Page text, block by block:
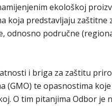
ekološkoj
koja predstavljaju zaštitne
odnosno područne
i briga za zaštitu
(GMO) te opasnostima
O tim pitanjima Odbor je